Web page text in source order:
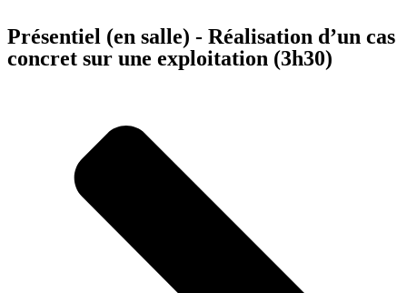
Présentiel (en salle) - Réalisation d’un cas
concret sur une exploitation (3h30)